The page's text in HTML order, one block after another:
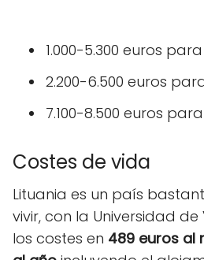
1.000-5.300 euros
2.200-6.500 euros
7.100-8.500 euros
Costes de vida
Lituania es un país
vivir, con la Universidad
los costes en 489 euros al